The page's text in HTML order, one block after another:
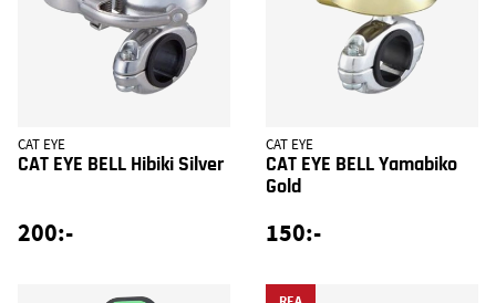
CAT EYE
CAT EYE BELL Hibiki Silver
200:-
CAT EYE
CAT EYE BELL Yamabiko
Gold
150:-